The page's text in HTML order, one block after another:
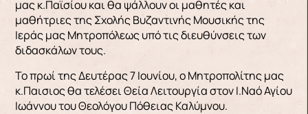
μας κ.Παϊσίου και θα ψάλλουν οι μαθητές και
μαθήτριες της Σχολής Βυζαντινής Μουσικής της
Ιεράς μας Μητροπόλεως υπό τις διευθύνσεις των
διδασκάλων τους.
Το πρωί της Δευτέρας 7 Ιουνίου, ο Μητροπολίτης μας
κ.Παισιος θα τελέσει Θεία Λειτουργία στον Ι.Ναό Αγίου
Ιωάννου του Θεολόγου Πόθειας Καλύμνου.